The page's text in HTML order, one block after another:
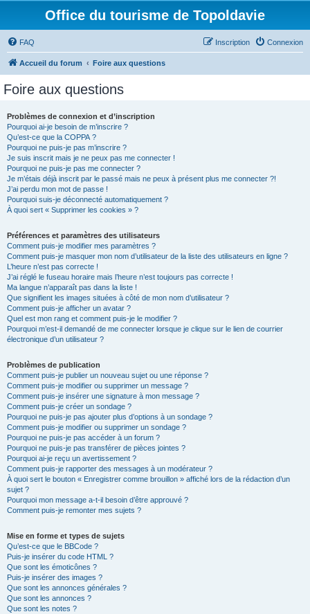
Office du tourisme de Topoldavie
FAQ Connexion
Inscription
Accueil du forum Foire aux questions
Foire aux questions
Problèmes de connexion et d’inscription
Pourquoi ai-je besoin de m’inscrire ?
Qu’est-ce que la COPPA ?
Pourquoi ne puis-je pas m’inscrire ?
Je suis inscrit mais je ne peux pas me connecter !
Pourquoi ne puis-je pas me connecter ?
Je m’étais déjà inscrit par le passé mais ne peux à présent plus me connecter ?!
J’ai perdu mon mot de passe !
Pourquoi suis-je déconnecté automatiquement ?
À quoi sert « Supprimer les cookies » ?
Préférences et paramètres des utilisateurs
Comment puis-je modifier mes paramètres ?
Comment puis-je masquer mon nom d’utilisateur de la liste des utilisateurs en ligne ?
L’heure n’est pas correcte !
J’ai réglé le fuseau horaire mais l’heure n’est toujours pas correcte !
Ma langue n’apparaît pas dans la liste !
Que signifient les images situées à côté de mon nom d’utilisateur ?
Comment puis-je afficher un avatar ?
Quel est mon rang et comment puis-je le modifier ?
Pourquoi m’est-il demandé de me connecter lorsque je clique sur le lien de courrier
électronique d’un utilisateur ?
Problèmes de publication
Comment puis-je publier un nouveau sujet ou une réponse ?
Comment puis-je modifier ou supprimer un message ?
Comment puis-je insérer une signature à mon message ?
Comment puis-je créer un sondage ?
Pourquoi ne puis-je pas ajouter plus d’options à un sondage ?
Comment puis-je modifier ou supprimer un sondage ?
Pourquoi ne puis-je pas accéder à un forum ?
Pourquoi ne puis-je pas transférer de pièces jointes ?
Pourquoi ai-je reçu un avertissement ?
Comment puis-je rapporter des messages à un modérateur ?
À quoi sert le bouton « Enregistrer comme brouillon » affiché lors de la rédaction d’un
sujet ?
Pourquoi mon message a-t-il besoin d’être approuvé ?
Comment puis-je remonter mes sujets ?
Mise en forme et types de sujets
Qu’est-ce que le BBCode ?
Puis-je insérer du code HTML ?
Que sont les émoticônes ?
Puis-je insérer des images ?
Que sont les annonces générales ?
Que sont les annonces ?
Que sont les notes ?